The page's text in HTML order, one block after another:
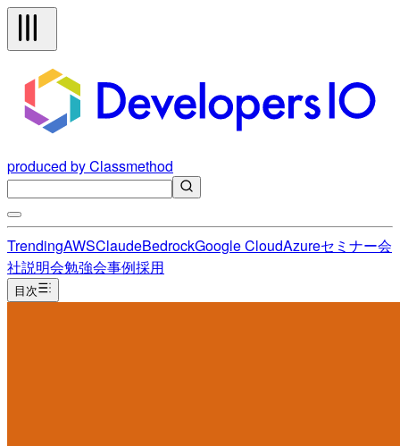
produced by Classmethod
TrendingAWSClaudeBedrockGoogle CloudAzureセミナー会
社説明会勉強会事例採用
目次